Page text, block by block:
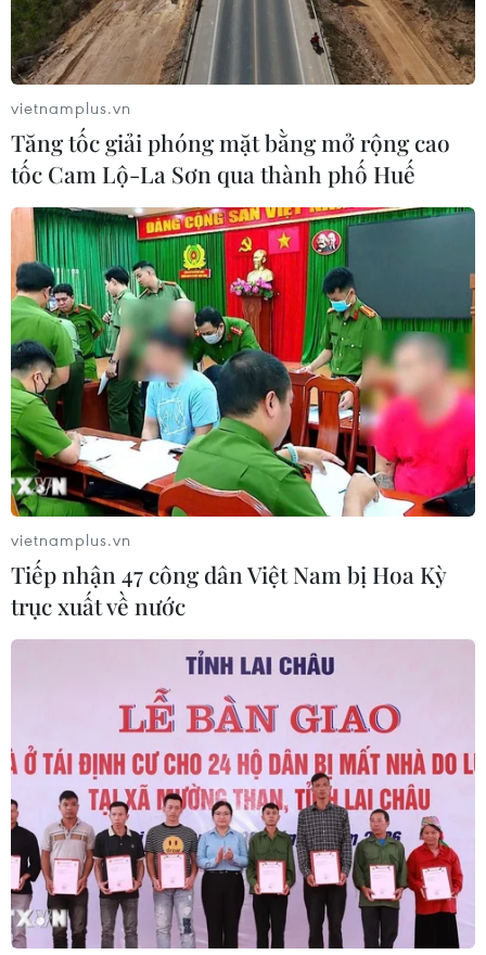
TIN CÙNG CHUYÊN MỤC
Kim ngạch thương mại
vietnamplus.vn
Tăng tốc giải phóng mặt bằng mở rộng cao
tốc Cam Lộ-La Sơn qua thành phố Huế
vietnamplus.vn
Tiếp nhận 47 công dân Việt Nam bị Hoa Kỳ
trục xuất về nước